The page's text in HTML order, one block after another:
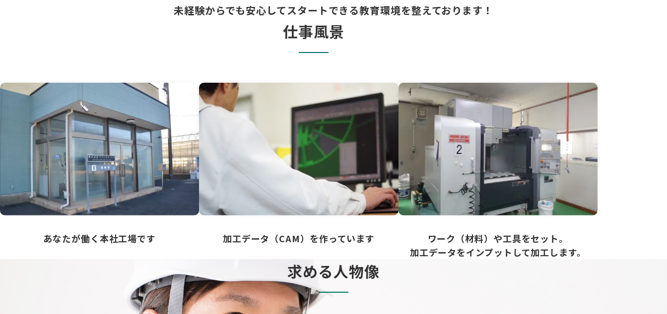
未経験からでも安心してスタートできる教育環境を整えております！
仕事風景
あなたが働く本社工場です 加工データ（CAM）を作っています
ワーク（材料）や工具をセット。
加工データをインプットして加工します。
求める人物像